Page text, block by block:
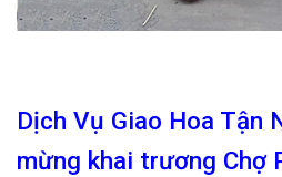
Dịch Vụ Giao Hoa Tận
mừng khai trương Chợ